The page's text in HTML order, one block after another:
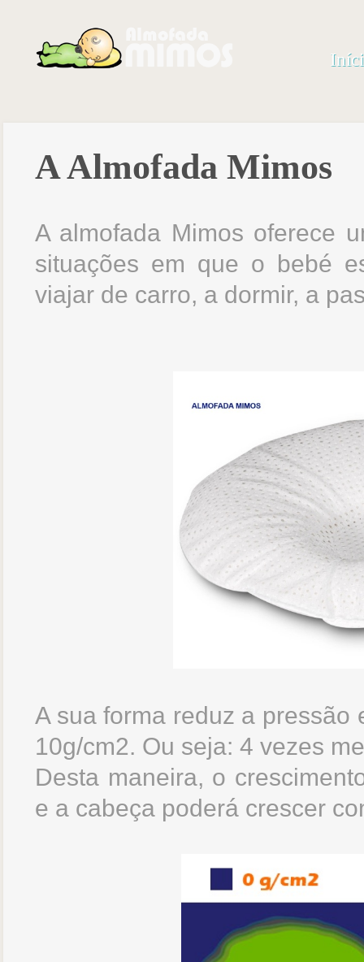
A Almofada Mimos
A almofada Mimos oferece
situações em que o bebé
viajar de carro, a dormir, a
A sua forma reduz a
10g/cm2. Ou seja: 4 vezes
Desta maneira, o
e a cabeça poderá crescer